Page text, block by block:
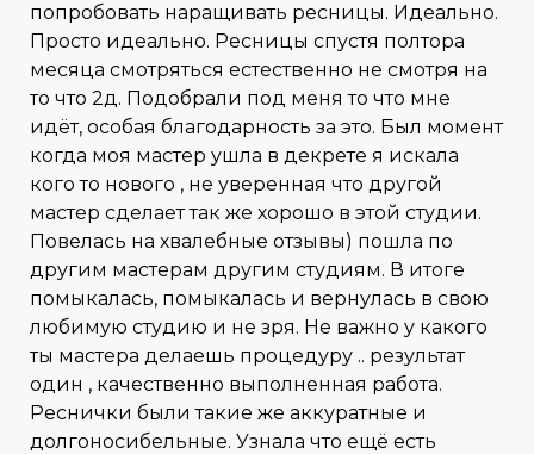
попробовать наращивать ресницы. Идеально.
Просто идеально. Ресницы спустя полтора
месяца смотряться естественно не смотря на
то что 2д. Подобрали под меня то что мне
идёт, особая благодарность за это. Был момент
когда моя мастер ушла в декрете я искала
кого то нового , не уверенная что другой
мастер сделает так же хорошо в этой студии.
Повелась на хвалебные отзывы) пошла по
другим мастерам другим студиям. В итоге
помыкалась, помыкалась и вернулась в свою
любимую студию и не зря. Не важно у какого
ты мастера делаешь процедуру .. результат
один , качественно выполненная работа.
Реснички были такие же аккуратные и
долгоносибельные. Узнала что ещё есть